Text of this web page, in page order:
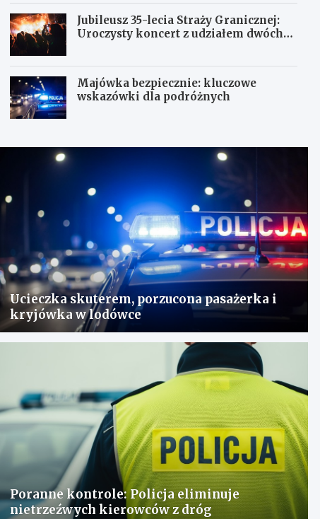
Jubileusz 35-lecia Straży Granicznej:
Uroczysty koncert z udziałem dwóch
Majówka bezpiecznie: kluczowe
wskazówki dla podróżnych
Ucieczka skuterem, porzucona pasażerka i
kryjówka w lodówce
Poranne kontrole: Policja eliminuje
nietrzeźwych kierowców z dróg